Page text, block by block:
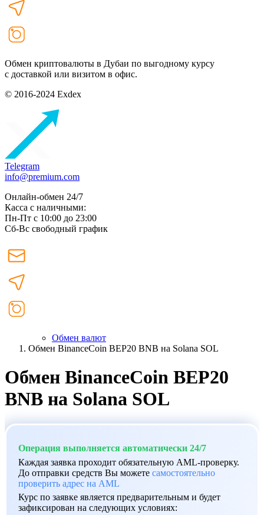
Обмен криптовалюты в Дубаи по выгодному курсу
с доставкой или визитом в офис.
© 2016-2024 Exdex
Telegram
info@premium.com
Онлайн-обмен 24/7
Касса с наличными:
Пн-Пт с 10:00 до 23:00
Сб-Вс свободный график
Обмен валют
Обмен BinanceCoin BEP20 BNB на Solana SOL
Обмен BinanceCoin BEP20
BNB на Solana SOL
Операция выполняется автоматически 24/7
Каждая заявка проходит обязательную AML-проверку.
До отправки средств Вы можете самостоятельно
проверить адрес на AML
Курс по заявке является предварительным и будет
зафиксирован на следующих условиях: